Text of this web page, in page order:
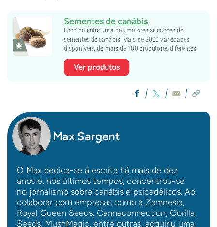
Sementes de canábis
Escolha entre uma das maiores selecções de
sementes de canábis. Mais de 3000 variedades
disponíveis, de mais de 100 produtores diferentes.
Ver produtos
Max Sargent
O Max dedica-se à escrita há mais de dez
anos e, nos últimos tempos, concentrou-se
no jornalismo sobre canábis e psicadélicos. Ao
colaborar com empresas como a Zamnesia,
Royal Queen Seeds, Cannaconnection, Gorilla
Seeds, MushMagic, entre outras, adquiriu uma